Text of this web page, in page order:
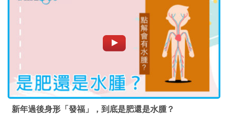
新年過後身形「發福」，到底是肥還是水腫？